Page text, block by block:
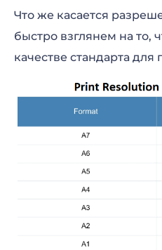
Что же касается
быстро взглянем на то,
качестве стандарта